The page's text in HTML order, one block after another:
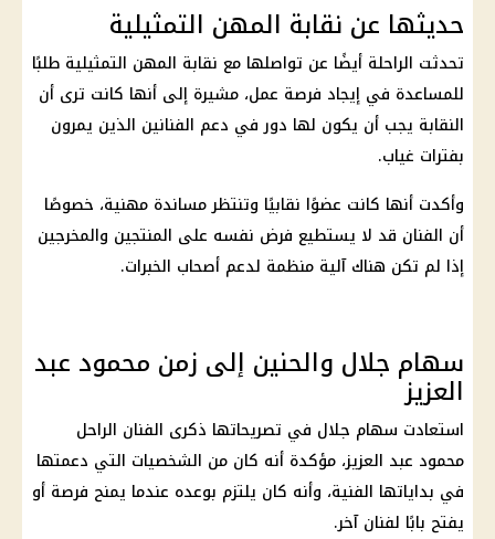
حديثها عن نقابة المهن التمثيلية
تحدثت الراحلة أيضًا عن تواصلها مع نقابة المهن التمثيلية طلبًا
للمساعدة في إيجاد فرصة عمل، مشيرة إلى أنها كانت ترى أن
النقابة يجب أن يكون لها دور في دعم الفنانين الذين يمرون
بفترات غياب.
وأكدت أنها كانت عضوًا نقابيًا وتنتظر مساندة مهنية، خصوصًا
أن الفنان قد لا يستطيع فرض نفسه على المنتجين والمخرجين
إذا لم تكن هناك آلية منظمة لدعم أصحاب الخبرات.
سهام جلال والحنين إلى زمن محمود عبد
العزيز
استعادت سهام جلال في تصريحاتها ذكرى الفنان الراحل
محمود عبد العزيز، مؤكدة أنه كان من الشخصيات التي دعمتها
في بداياتها الفنية، وأنه كان يلتزم بوعده عندما يمنح فرصة أو
يفتح بابًا لفنان آخر.